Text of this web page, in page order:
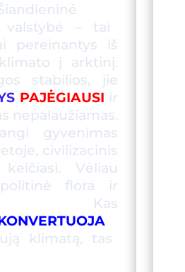
nė
valstybė – tai
pereinantys iš
į arktinį.
stabilios, jie
PAJĖGIAUSI ir
nepalaužiamas.
gyvenimas
civilizacinis
Vėliau
flora ir
Kas
klimatą, tas